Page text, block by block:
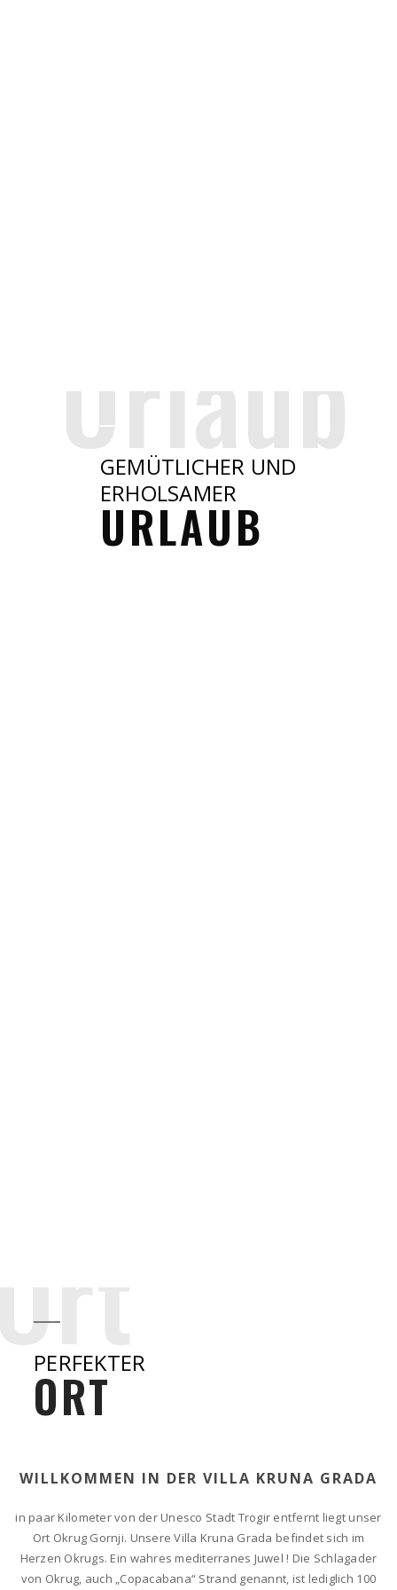
Urlaub
GEMÜTLICHER UND
ERHOLSAMER
URLAUB
PERFEKTER
ORT
WILLKOMMEN IN DER VILLA KRUNA GRADA
in paar Kilometer von der Unesco Stadt Trogir entfernt liegt unser
Ort Okrug Gornji. Unsere Villa Kruna Grada befindet sich im
Herzen Okrugs. Ein wahres mediterranes Juwel ! Die Schlagader
von Okrug, auch „Copacabana“ Strand genannt, ist lediglich 100